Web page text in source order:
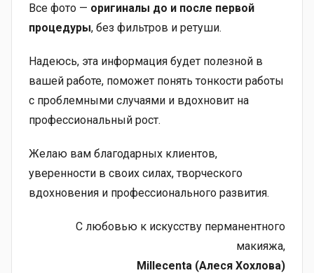
Все фото — оригиналы до и после первой
процедуры, без фильтров и ретуши.
Надеюсь, эта информация будет полезной в
вашей работе, поможет понять тонкости работы
с проблемными случаями и вдохновит на
профессиональный рост.
Желаю вам благодарных клиентов,
уверенности в своих силах, творческого
вдохновения и профессионального развития.
С любовью к искусству перманентного
макияжа,
Millecenta (Алеся Хохлова)